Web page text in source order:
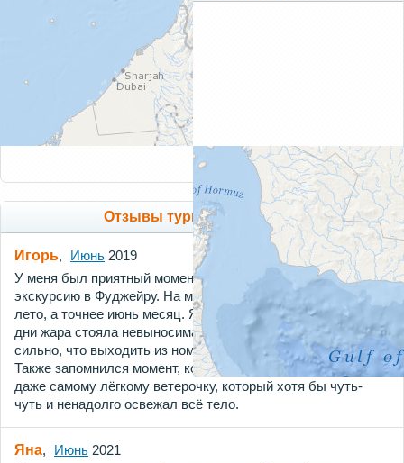
Отзывы туристов о погоде
Игорь, Июнь 2019
У меня был приятный момент в жизни когда мы летали на
экскурсию в Фуджейру. На момент полёта на улице было
лето, а точнее июнь месяц. Я как сейчас помню, что в те
дни жара стояла невыносимая. Солнце светило и грело так
сильно, что выходить из номера иногда даже не хотелось.
Также запомнился момент, когда мы радовались каждому,
даже самому лёгкому ветерочку, который хотя бы чуть-
чуть и ненадолго освежал всё тело.
Яна, Июнь 2021